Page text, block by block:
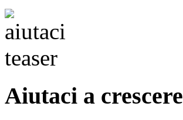
Aiutaci a crescere